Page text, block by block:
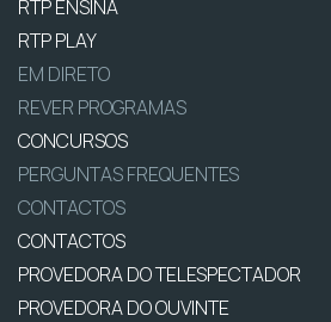
RTP ENSINA
RTP PLAY
EM DIRETO
REVER PROGRAMAS
CONCURSOS
PERGUNTAS FREQUENTES
CONTACTOS
CONTACTOS
PROVEDORA DO TELESPECTADOR
PROVEDORA DO OUVINTE